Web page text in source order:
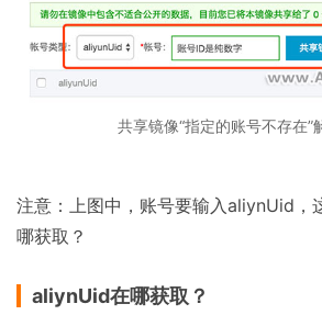
共享镜像“指定的账号不存在”
注意：上图中，账号要输入aliynUid，
哪获取？
aliynUid在哪获取？